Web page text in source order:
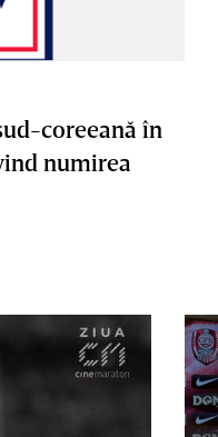
coreeană în
numirea